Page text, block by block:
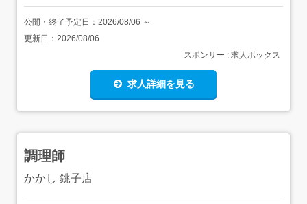
公開・終了予定日： 2026/08/06 ～
更新日： 2026/08/06
スポンサー : 求人ボックス
求人詳細を見る
調理師
かかし 銚子店